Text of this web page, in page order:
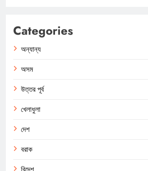
Categories
অন্যান্য
অসম
উত্তর পূর্ব
খেলাধুলা
দেশ
বরাক